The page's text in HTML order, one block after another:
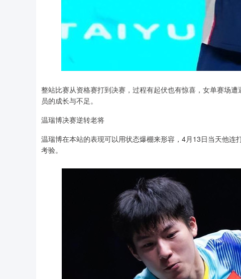
整站比赛从资格赛打到决赛，过程有起伏也有惊喜，女单赛场
员的成长与不足。
温瑞博决赛逆转老将
温瑞博在本站的表现可以用状态爆棚来形容，4月13日当天他
考验。